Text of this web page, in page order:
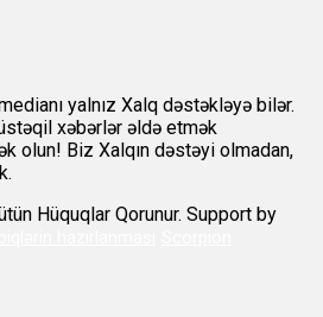
yalnız Xalq dəstəkləyə bilər.
xəbərlər əldə etmək
olun! Biz Xalqın dəstəyi olmadan,
Hüquqlar Qorunur. Support by